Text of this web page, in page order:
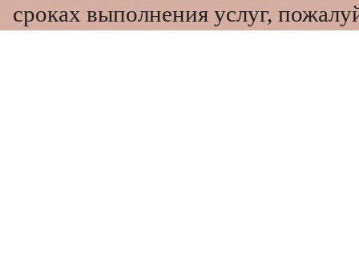
сроках выполнения услуг,